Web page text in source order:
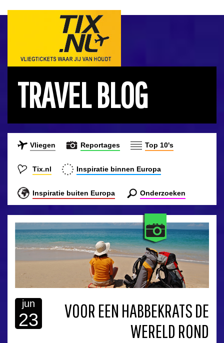
TRAVEL BLOG
Vliegen Reportages Top 10's
Tix.nl Inspiratie binnen Europa
Inspiratie buiten Europa Onderzoeken
jun
23
VOOR EEN HABBEKRATS DE
WERELD ROND